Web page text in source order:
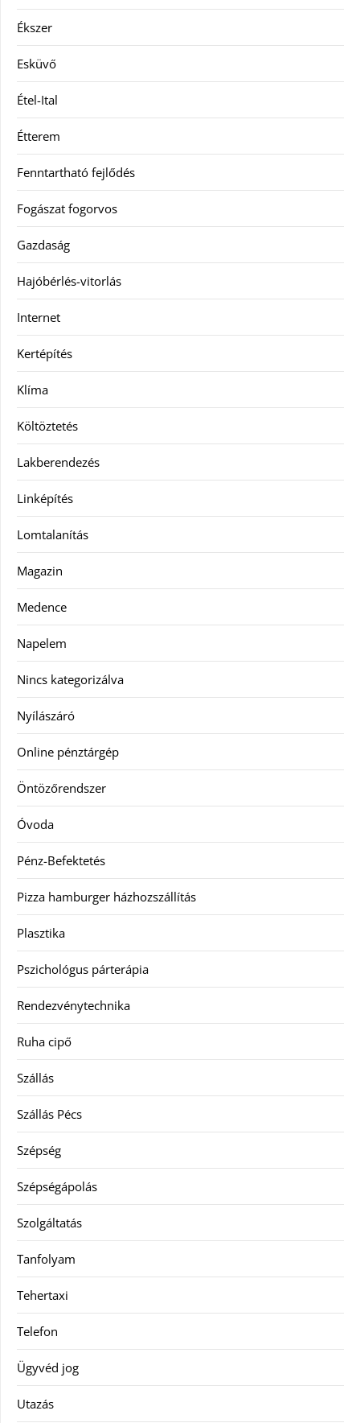
Ékszer
Esküvő
Étel-Ital
Étterem
Fenntartható fejlődés
Fogászat fogorvos
Gazdaság
Hajóbérlés-vitorlás
Internet
Kertépítés
Klíma
Költöztetés
Lakberendezés
Linképítés
Lomtalanítás
Magazin
Medence
Napelem
Nincs kategorizálva
Nyílászáró
Online pénztárgép
Öntözőrendszer
Óvoda
Pénz-Befektetés
Pizza hamburger házhozszállítás
Plasztika
Pszichológus párterápia
Rendezvénytechnika
Ruha cipő
Szállás
Szállás Pécs
Szépség
Szépségápolás
Szolgáltatás
Tanfolyam
Tehertaxi
Telefon
Ügyvéd jog
Utazás